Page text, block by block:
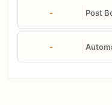
- Post
-